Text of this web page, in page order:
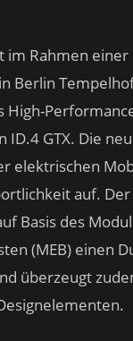
im Rahmen einer
Berlin
High-
ID.4 GTX. Die
elektrischen
auf. Der
Basis des
(MEB) einen
überzeugt